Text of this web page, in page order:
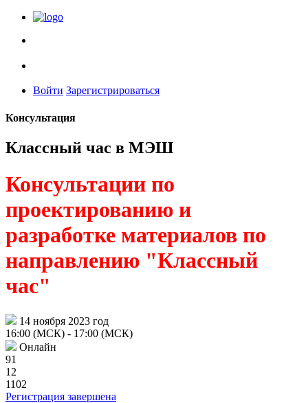
Войти Зарегистрироваться
Консультация
Классный час в МЭШ
Консультации по
проектированию и
разработке материалов по
направлению "Классный
час"
14 ноября 2023 год
16:00 (МСК) - 17:00 (МСК)
Онлайн
91
12
1102
Регистрация завершена